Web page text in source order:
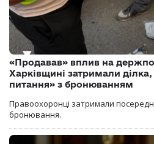
«Продавав» вплив на
Харківщині затримали
питання» з бронюванням
Правоохоронці затримали
бронювання.